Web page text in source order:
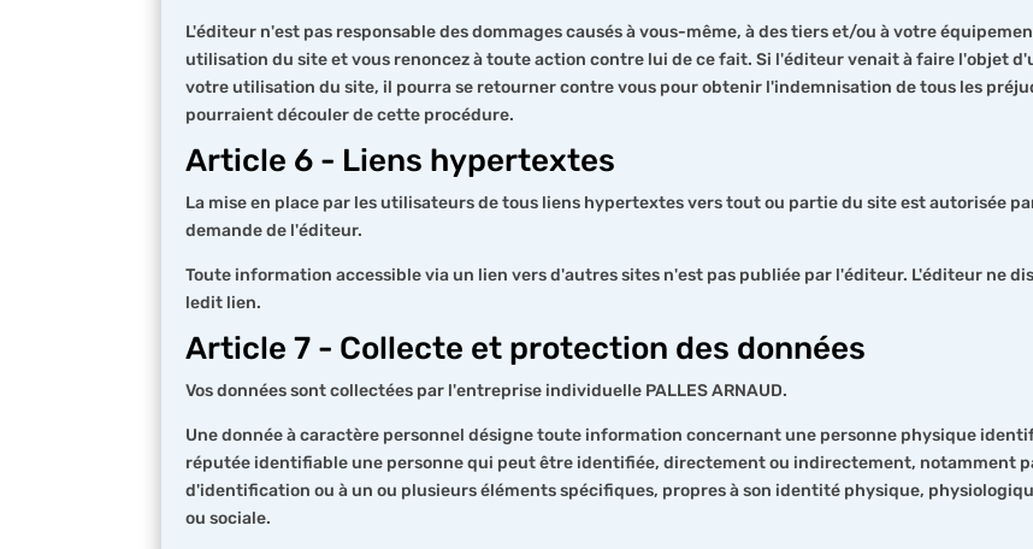
L'éditeur n'est pas responsable des dommages causés à vous-même, à des tiers et/ou à votre
utilisation du site et vous renoncez à toute action contre lui de ce fait. Si l'éditeur venait à faire l'objet
votre utilisation du site, il pourra se retourner contre vous pour obtenir l'indemnisation de tous les
pourraient découler de cette procédure.
Article 6 - Liens hypertextes
La mise en place par les utilisateurs de tous liens hypertextes vers tout ou partie du site est autorisée
demande de l'éditeur.
Toute information accessible via un lien vers d'autres sites n'est pas publiée par l'éditeur. L'éditeur ne
ledit lien.
Article 7 - Collecte et protection des données
Vos données sont collectées par l'entreprise individuelle PALLES ARNAUD.
Une donnée à caractère personnel désigne toute information concernant une personne physique
réputée identifiable une personne qui peut être identifiée, directement ou indirectement, notamment
d'identification ou à un ou plusieurs éléments spécifiques, propres à son identité physique,
ou sociale.